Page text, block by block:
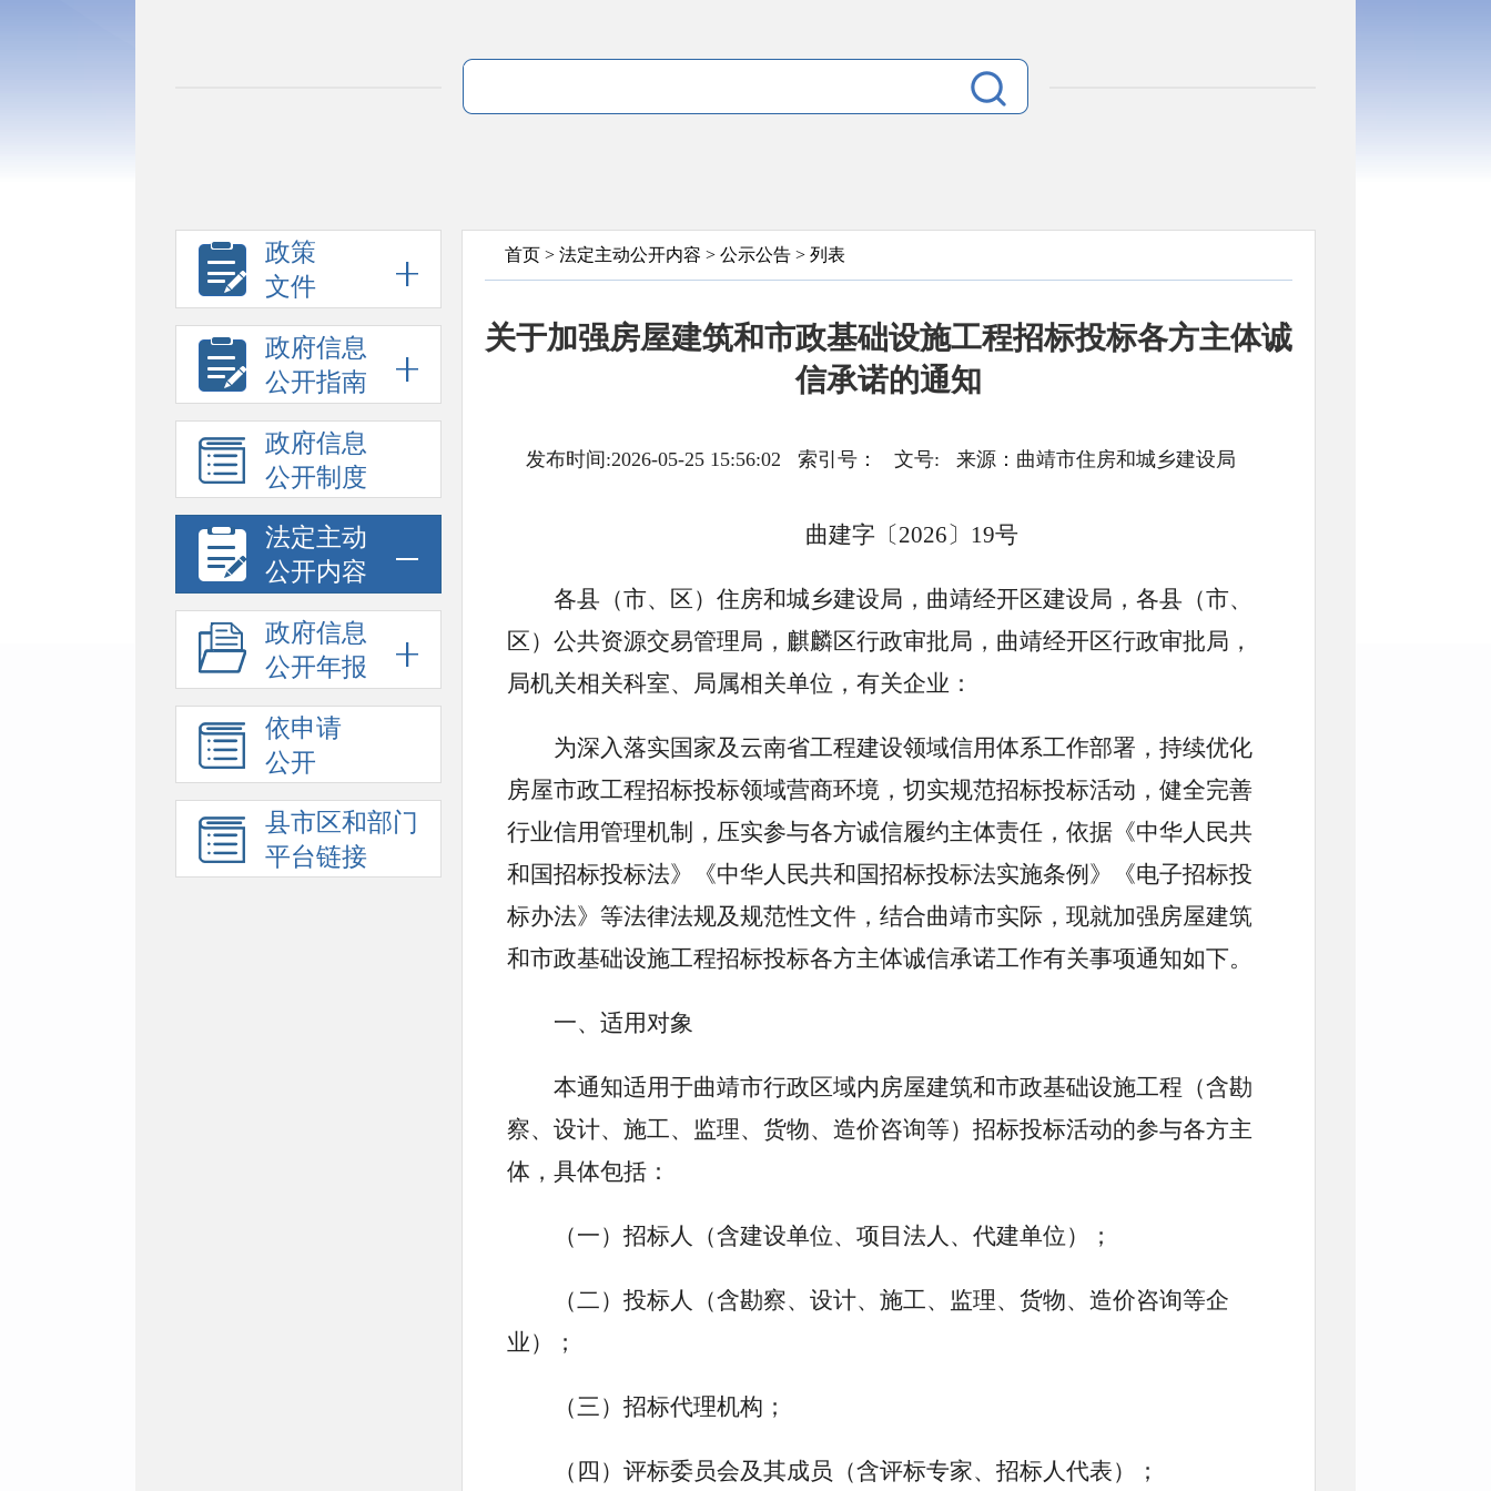
政策
文件
政府信息
公开指南
政府信息
公开制度
法定主动
公开内容
政府信息
公开年报
依申请
公开
县市区和部门
平台链接
首页 > 法定主动公开内容 > 公示公告 > 列表
关于加强房屋建筑和市政基础设施工程招标投标各方主体诚
信承诺的通知
发布时间:2026-05-25 15:56:02 索引号： 文号: 来源：曲靖市住房和城乡建设局
曲建字〔2026〕19号
各县（市、区）住房和城乡建设局，曲靖经开区建设局，各县（市、
区）公共资源交易管理局，麒麟区行政审批局，曲靖经开区行政审批局，
局机关相关科室、局属相关单位，有关企业：
为深入落实国家及云南省工程建设领域信用体系工作部署，持续优化
房屋市政工程招标投标领域营商环境，切实规范招标投标活动，健全完善
行业信用管理机制，压实参与各方诚信履约主体责任，依据《中华人民共
和国招标投标法》《中华人民共和国招标投标法实施条例》《电子招标投
标办法》等法律法规及规范性文件，结合曲靖市实际，现就加强房屋建筑
和市政基础设施工程招标投标各方主体诚信承诺工作有关事项通知如下。
一、适用对象
本通知适用于曲靖市行政区域内房屋建筑和市政基础设施工程（含勘
察、设计、施工、监理、货物、造价咨询等）招标投标活动的参与各方主
体，具体包括：
（一）招标人（含建设单位、项目法人、代建单位）；
（二）投标人（含勘察、设计、施工、监理、货物、造价咨询等企
业）；
（三）招标代理机构；
（四）评标委员会及其成员（含评标专家、招标人代表）；